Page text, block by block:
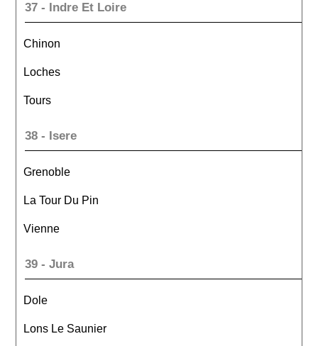
37 - Indre Et Loire
Chinon
Loches
Tours
38 - Isere
Grenoble
La Tour Du Pin
Vienne
39 - Jura
Dole
Lons Le Saunier